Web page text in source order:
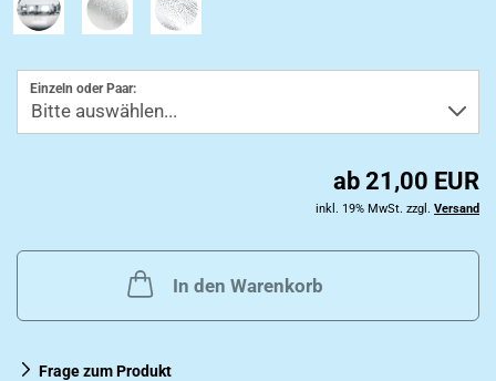
Einzeln oder Paar:
ab 21,00 EUR
inkl. 19% MwSt. zzgl. Versand
In den Warenkorb
Frage zum Produkt